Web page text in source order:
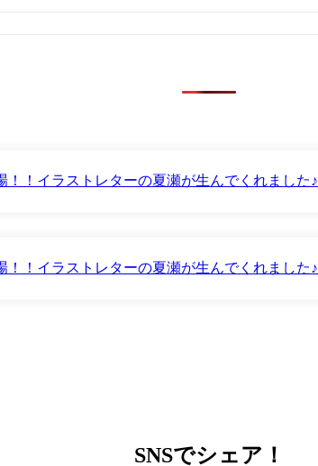
！！イラストレターの夏瀬が生んでくれました♪
！！イラストレターの夏瀬が生んでくれました♪
SNSでシェア！